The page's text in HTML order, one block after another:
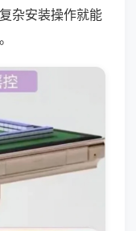
杂安装操作就能